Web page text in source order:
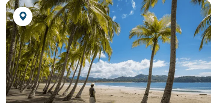
Noche en elHotel Occidental Tamarindoen régimen de
todo incluido.
(Habitación Superior)
Cena en el hotel.